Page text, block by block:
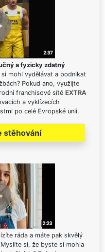
a fyzicky zdatný
mohl vydělávat a podnikat
Pokud ano, využijte
franchisové sítě EXTRA
a vyklízecích
po celé Evropské unii.
stěhování
ráda a máte pak skvělý
si, že byste si mohla